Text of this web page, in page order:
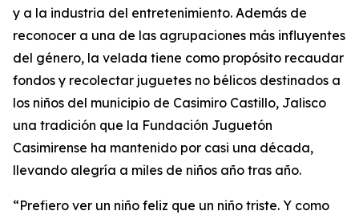
y a la industria del entretenimiento. Además de
reconocer a una de las agrupaciones más influyentes
del género, la velada tiene como propósito recaudar
fondos y recolectar juguetes no bélicos destinados a
los niños del municipio de Casimiro Castillo, Jalisco
una tradición que la Fundación Juguetón
Casimirense ha mantenido por casi una década,
llevando alegría a miles de niños año tras año.
“Prefiero ver un niño feliz que un niño triste. Y como